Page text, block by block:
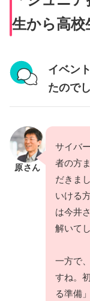
生から高
イベン
たので
原さん
サイバ
者の方
だきま
いける
は今井
解いて
一方で
すね。
る準備